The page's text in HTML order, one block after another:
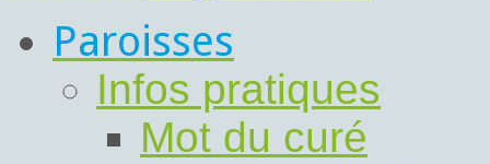
Paroisses
Infos pratiques
Mot du curé